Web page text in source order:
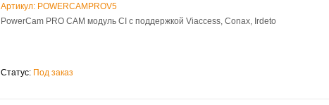
Артикул: POWERCAMPROV5
PowerCam PRO CAM модуль CI с поддержкой Viaccess, Conax, Irdeto
Статус: Под заказ